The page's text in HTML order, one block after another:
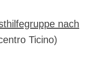
nach
Ticino)